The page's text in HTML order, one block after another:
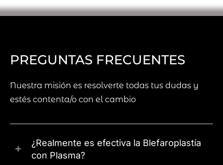
PREGUNTAS FRECUENTES
Nuestra misión es resolverte todas tus dudas y
estés contenta/o con el cambio
¿Realmente es efectiva la Blefaroplastía
con Plasma?